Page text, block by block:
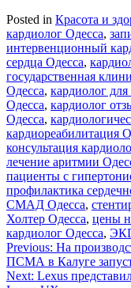
Posted in Красота и
кардиолог Одесса,
интервенционный
сердца Одесса,
государственная
Одесса, кардиолог
Одесса, кардиолог
Одесса,
кардиореабилитация
консультация
лечение аритмии
пациенты с
профилактика
СМАД Одесса,
Холтер Одесса, цены
кардиолог Одесса,
Навигация
по
Previous: На
ПСМА в Калуге
Next: Lexus